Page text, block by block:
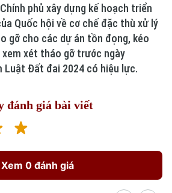
phủ xây dựng kế hoạch triển
Quốc hội về cơ chế đặc thù xử lý
gỡ cho các dự án tồn đọng, kéo
xem xét tháo gỡ trước ngày
Luật Đất đai 2024 có hiệu lực.
đánh giá bài viết
Xem 0 đánh giá